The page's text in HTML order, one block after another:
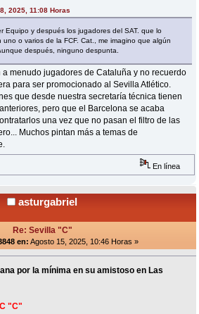
2025, 11:08 Horas
Equipo y después los jugadores del SAT. que lo
o varios de la FCF. Cat., me imagino que algún
después, ninguno despunta.
menudo jugadores de Cataluña y no recuerdo
para ser promocionado al Sevilla Atlético.
que desde nuestra secretaría técnica tienen
pero que el Barcelona se acaba
una vez que no pasan el filtro de las
Muchos pintan más a temas de
En línea
asturgabriel
Re: Sevilla "C"
en: Agosto 15, 2025, 10:46 Horas »
por la mínima en su amistoso en Las
"C"